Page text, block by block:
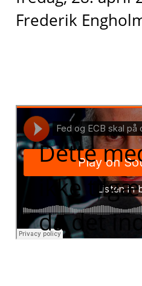
Frederik
Dette
ikke
da det